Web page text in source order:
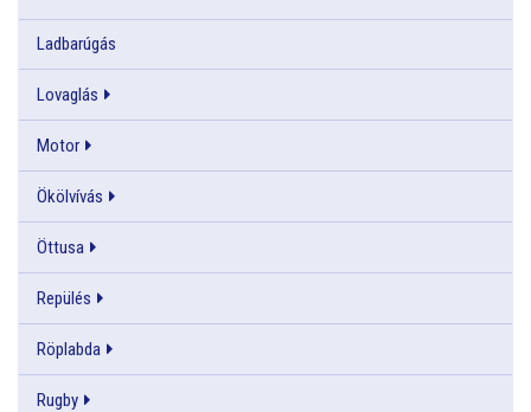
Ladbarúgás
Lovaglás
Motor
Ökölvívás
Öttusa
Repülés
Röplabda
Rugby